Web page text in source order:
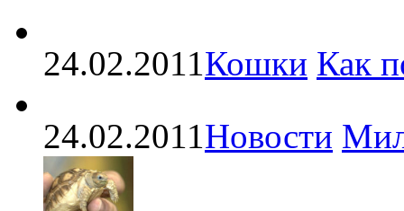
24.02.2011Кошки Как
24.02.2011Новости